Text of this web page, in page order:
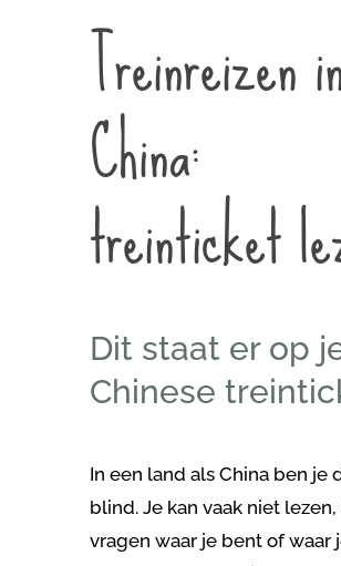
Treinreizen
China:
treinticket
Dit staat er op
Chinese
In een land als China ben je
blind. Je kan vaak niet
vragen waar je bent of waar